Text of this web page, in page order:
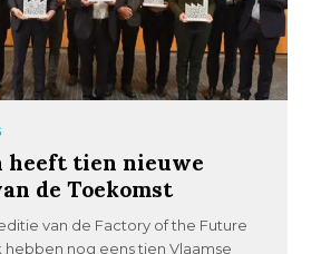
heeft tien nieuwe
de Toekomst
van de Factory of the Future
hebben nog eens tien Vlaamse